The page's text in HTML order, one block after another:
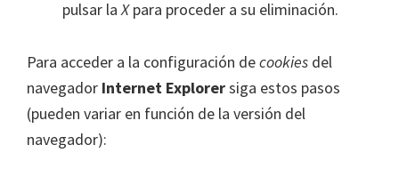
pulsar laXpara proceder a su eliminación.
Para acceder a la configuración decookies del
navegador Internet Explorersiga estos pasos
(pueden variar en función de la versión del
navegador):